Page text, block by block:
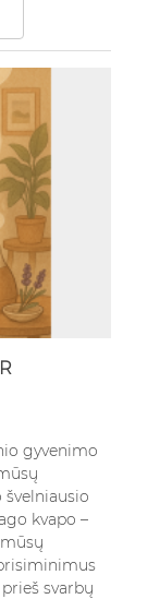
gyvenimo
kvapo –
svarbų